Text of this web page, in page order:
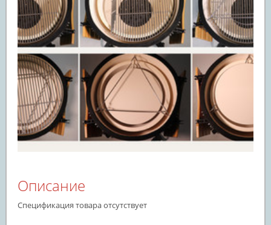
Описание
Спецификация товара отсутствует